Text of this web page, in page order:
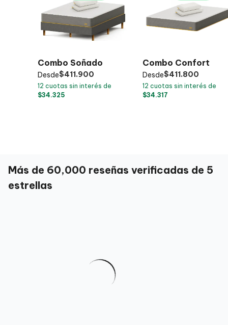
Combo Soñado
Desde$411.900
12 cuotas sin interés de
$34.325
Combo Confort
Desde$411.800
12 cuotas sin interés de
$34.317
Más de 60,000 reseñas verificadas de 5
estrellas